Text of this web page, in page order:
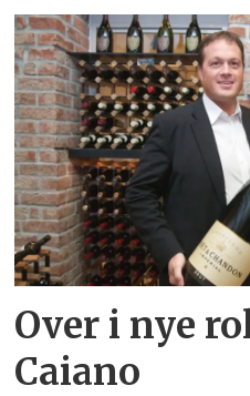
Over i nye
Caiano